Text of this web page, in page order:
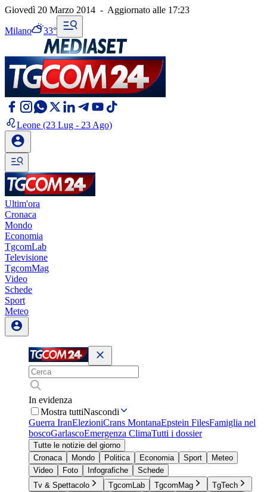
Giovedì 20 Marzo 2014 - Aggiornato alle 17:23
Milano 33°
Leone (23 Lug - 23 Ago)
Ultim'ora
Cronaca
Mondo
Economia
TgcomLab
Televisione
TgcomMag
Video
Schede
Sport
Meteo
In evidenza
Mostra tuttiNascondi
Guerra IranElezioniCrans MontanaEpstein FilesFamiglia nel
boscoGarlascoEmergenza ClimaTutti i dossier
Tutte le notizie del giorno
Cronaca
Mondo Politica Economia Sport
Meteo
Video
Foto Infografiche
Schede
Tv & Spettacolo
TgcomLab TgcomMag
TgTech